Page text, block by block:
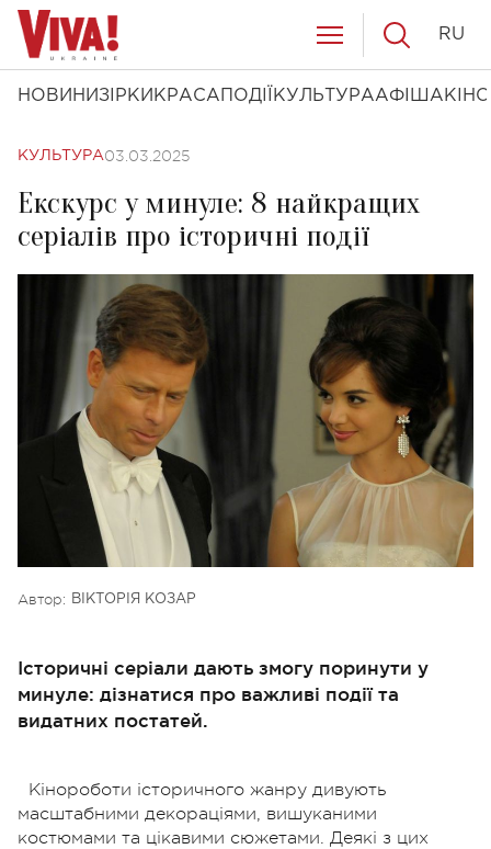
НОВИНИ ЗІРКИ КРАСА ПОДІЇ КУЛЬТУРААФІША КІНО
RU
КУЛЬТУРА03.03.2025
Екскурс у минуле: 8 найкращих
серіалів про історичні події
Автор: ВІКТОРІЯ КОЗАР
Історичні серіали дають змогу поринути у
минуле: дізнатися про важливі події та
видатних постатей.
Кінороботи історичного жанру дивують
масштабними декораціями, вишуканими
костюмами та цікавими сюжетами. Деякі з цих